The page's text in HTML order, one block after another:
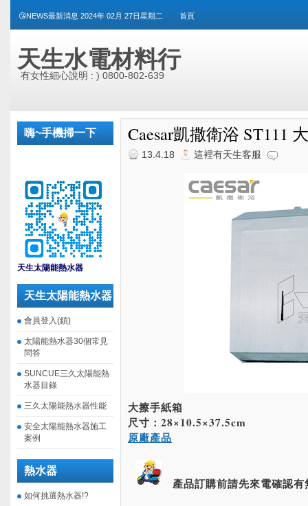
😘NEWS最新消息 2024年 02月 27日星期二 首頁
天生水電材料行
有女性細心說明 : ) 0800-802-639
嗨~手機掃一下
天生太陽能熱水器
天生太陽能熱水器
會員登入(鎖)
太陽能熱水器30個常見
問答
SUNCUE三久太陽能熱
水器目錄
三久太陽能熱水器性能
安全太陽能熱水器施工
案例
熱水器
如何挑選熱水器!?
Caesar凱撒衛浴 ST111
13.4.18 這裡有天生客服
大擦手紙箱
尺寸：28×10.5×37.5cm
原廠產品
產品訂購前請先來電確認有